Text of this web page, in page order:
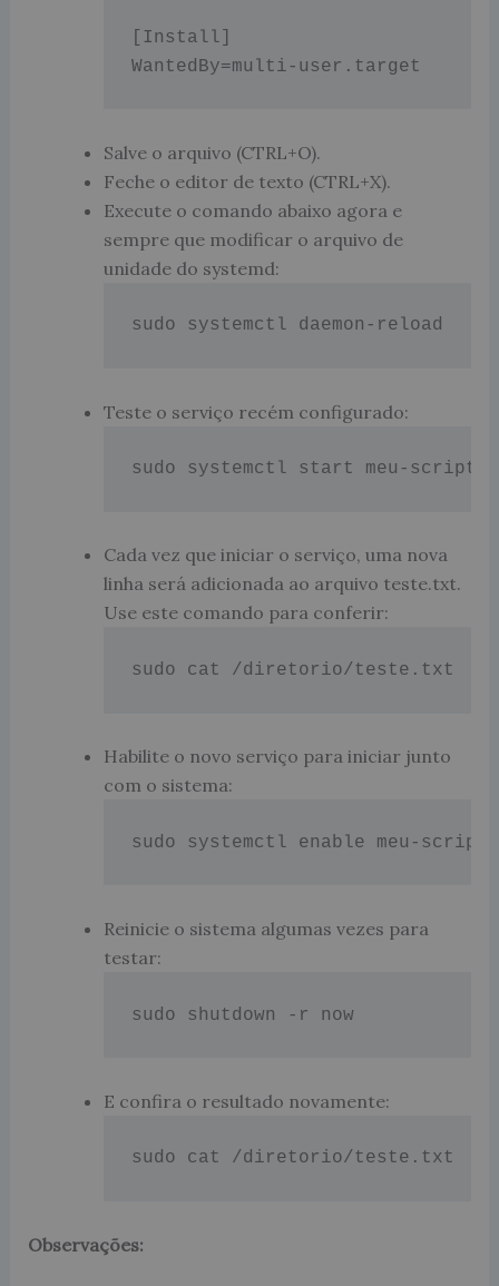
[Install]
Salve o arquivo (CTRL+O).
Feche o editor de texto (CTRL+X).
Execute o comando abaixo agora e
sempre que modificar o arquivo de
unidade do systemd:
sudo systemctl daemon-reload
Teste o serviço recém configurado:
sudo systemctl start meu-script
Cada vez que iniciar o serviço, uma nova
linha será adicionada ao arquivo teste.txt.
Use este comando para conferir:
sudo cat /diretorio/teste.txt
Habilite o novo serviço para iniciar junto
com o sistema:
sudo systemctl enable meu-script
Reinicie o sistema algumas vezes para
testar:
sudo shutdown -r now
E confira o resultado novamente:
sudo cat /diretorio/teste.txt
Observações: